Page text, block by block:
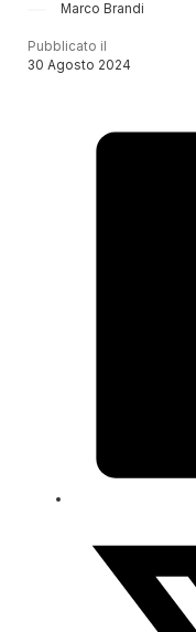
Marco Brandi
Pubblicato il
30 Agosto 2024